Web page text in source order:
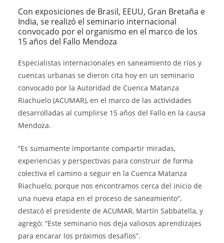
Con exposiciones de Brasil, EEUU, Gran Bretaña e
India, se realizó el seminario internacional
convocado por el organismo en el marco de los
15 años del Fallo Mendoza
Especialistas internacionales en saneamiento de ríos y
cuencas urbanas se dieron cita hoy en un seminario
convocado por la Autoridad de Cuenca Matanza
Riachuelo (ACUMAR), en el marco de las actividades
desarrolladas al cumplirse 15 años del Fallo en la causa
Mendoza.
“Es sumamente importante compartir miradas,
experiencias y perspectivas para construir de forma
colectiva el camino a seguir en la Cuenca Matanza
Riachuelo, porque nos encontramos cerca del inicio de
una nueva etapa en el proceso de saneamiento”,
destacó el presidente de ACUMAR, Martín Sabbatella, y
agregó: “Este seminario nos deja valiosos aprendizajes
para encarar los próximos desafíos”.